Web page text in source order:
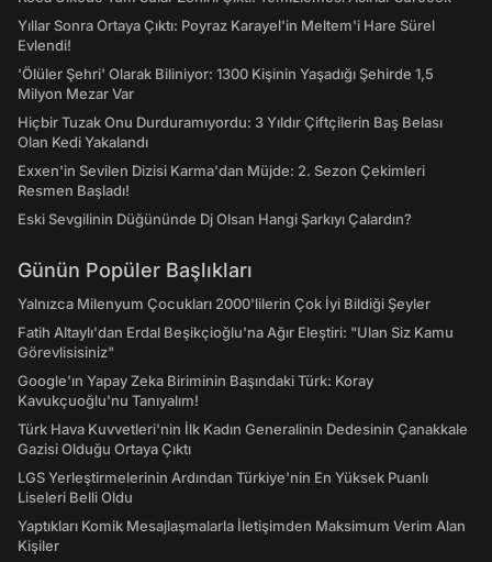
Yıllar Sonra Ortaya Çıktı: Poyraz Karayel'in Meltem'i Hare Sürel
Evlendi!
'Ölüler Şehri' Olarak Biliniyor: 1300 Kişinin Yaşadığı Şehirde 1,5
Milyon Mezar Var
Hiçbir Tuzak Onu Durduramıyordu: 3 Yıldır Çiftçilerin Baş Belası
Olan Kedi Yakalandı
Exxen'in Sevilen Dizisi Karma'dan Müjde: 2. Sezon Çekimleri
Resmen Başladı!
Eski Sevgilinin Düğününde Dj Olsan Hangi Şarkıyı Çalardın?
Günün Popüler Başlıkları
Yalnızca Milenyum Çocukları 2000'lilerin Çok İyi Bildiği Şeyler
Fatih Altaylı'dan Erdal Beşikçioğlu'na Ağır Eleştiri: "Ulan Siz Kamu
Görevlisisiniz"
Google'ın Yapay Zeka Biriminin Başındaki Türk: Koray
Kavukçuoğlu'nu Tanıyalım!
Türk Hava Kuvvetleri'nin İlk Kadın Generalinin Dedesinin Çanakkale
Gazisi Olduğu Ortaya Çıktı
LGS Yerleştirmelerinin Ardından Türkiye'nin En Yüksek Puanlı
Liseleri Belli Oldu
Yaptıkları Komik Mesajlaşmalarla İletişimden Maksimum Verim Alan
Kişiler